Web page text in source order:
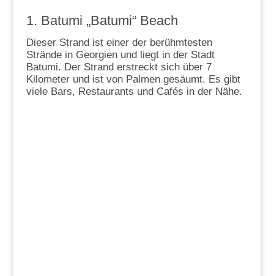
1. Batumi „Batumi“ Beach
Dieser Strand ist einer der berühmtesten
Strände in Georgien und liegt in der Stadt
Batumi. Der Strand erstreckt sich über 7
Kilometer und ist von Palmen gesäumt. Es gibt
viele Bars, Restaurants und Cafés in der Nähe.